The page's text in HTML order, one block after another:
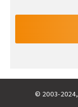
© 2003-